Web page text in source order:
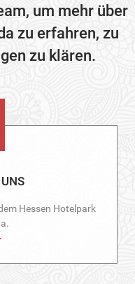
um mehr über
zu erfahren, zu
zu klären.
Hessen Hotelpark